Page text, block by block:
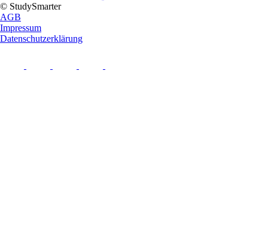
© StudySmarter
AGB
Impressum
Datenschutzerklärung